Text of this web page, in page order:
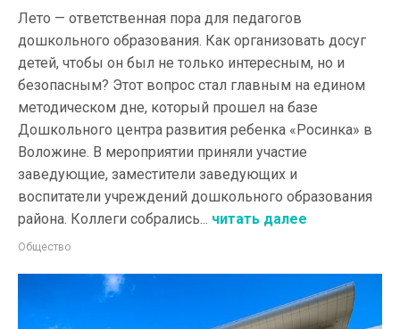
Лето — ответственная пора для педагогов
дошкольного образования. Как организовать досуг
детей, чтобы он был не только интересным, но и
безопасным? Этот вопрос стал главным на едином
методическом дне, который прошел на базе
Дошкольного центра развития ребенка «Росинка» в
Воложине. В мероприятии приняли участие
заведующие, заместители заведующих и
воспитатели учреждений дошкольного образования
района. Коллеги собрались... читать далее
Общество